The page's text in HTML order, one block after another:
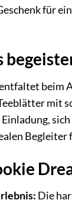
für
beim
mit
Die